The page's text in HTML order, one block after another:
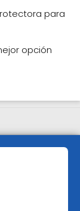
para
opción